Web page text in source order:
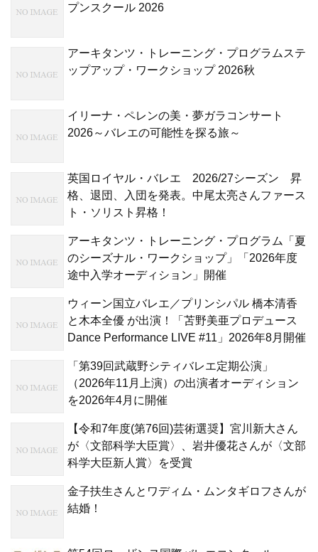
プンスクール 2026
アーキタンツ・トレーニング・プログラムステ
ップアップ・ワークショップ 2026秋
イリーナ・ペレンの美・夢ガラコンサート
2026～バレエの可能性を探る旅～
英国ロイヤル・バレエ 2026/27シーズン 昇
格、退団、入団を発表。中尾太亮さんファース
ト・ソリスト昇格！
アーキタンツ・トレーニング・プログラム「夏
のシーズナル・ワークショップ」「2026年度
途中入学オーディション」開催
ウィーン国立バレエ／プリンシパル 橋本清香
と木本全優 が出演！「苫野美亜プロデュース
Dance Performance LIVE #11」2026年8月開催
「第39回武蔵野シティバレエ定期公演」
（2026年11月上演）の出演者オーディション
を2026年4月に開催
【令和7年度(第76回)芸術選奨】宮川新大さん
が〈文部科学大臣賞〉、岩井優花さんが〈文部
科学大臣新人賞〉を受賞
金子扶生さんとワディム・ムンタギロフさんが
結婚！